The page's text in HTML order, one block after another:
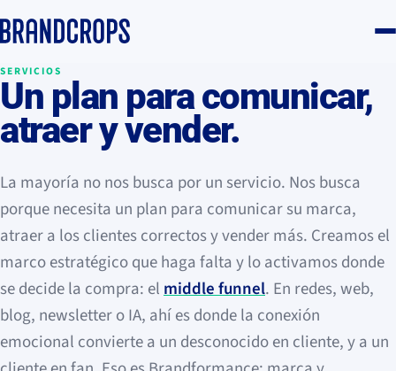
SERVICIOS
Un plan paracomunicar,
atraer y vender.
La mayoría no nos busca por un servicio. Nos busca
porque necesita un plan para comunicar su marca,
atraer a los clientes correctos y vender más. Creamos el
marco estratégico que haga falta y lo activamos donde
se decide la compra: elmiddle funnel. En redes, web,
blog, newsletter o IA, ahí es donde la conexión
emocional convierte a un desconocido en cliente, y a un